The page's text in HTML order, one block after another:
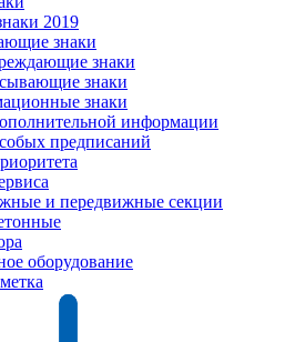
2019
знаки
знаки
знаки
знаки
информации
предписаний
и передвижные секции
оборудование